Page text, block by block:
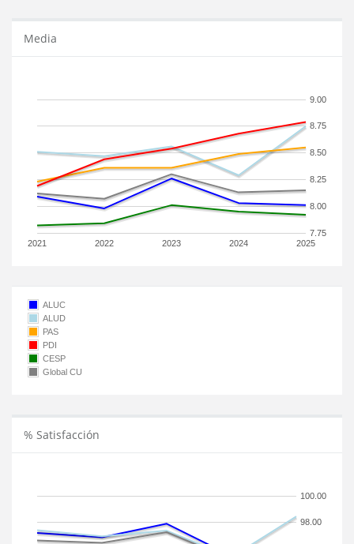
Media
2021 2022 2023 2024 2025
7.75
8.00
8.25
8.50
8.75
9.00
ALUC
ALUD
PAS
PDI
CESP
Global CU
% Satisfacción
98.00
100.00